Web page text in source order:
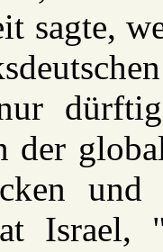
sagte,
der
Israel,